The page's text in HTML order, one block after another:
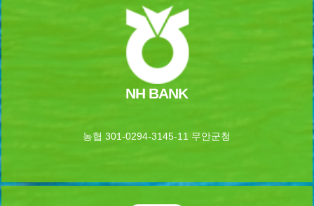
NH BANK
농협 301-0294-3145-11 무안군청